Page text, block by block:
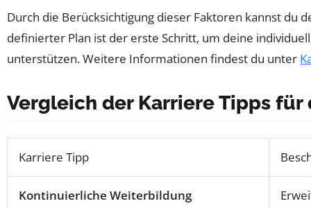
Durch die Berücksichtigung dieser Faktoren kannst
definierter Plan ist der erste Schritt, um deine
unterstützen. Weitere Informationen findest du unter
Vergleich der Karriere Tipps für
Karriere Tipp
Kontinuierliche Weiterbildung